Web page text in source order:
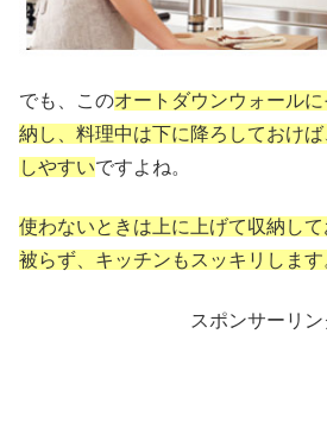
でも、このオートダウンウォール
納し、料理中は下に降ろしておけ
しやすいですよね。
使わないときは上に上げて収納し
被らず、キッチンもスッキリします
スポンサーリン